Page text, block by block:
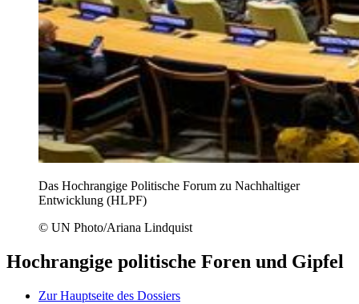
Das Hochrangige Politische Forum zu Nachhaltiger
Entwicklung (HLPF)
© UN Photo/Ariana Lindquist
Hochrangige politische Foren und Gipfel
Zur Hauptseite des Dossiers